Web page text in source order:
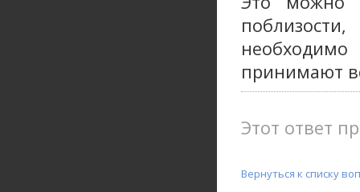
принимают
Этот ответ
Вернуться к списку